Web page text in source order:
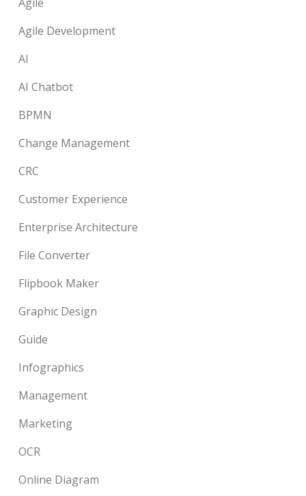
Agile Development
AI
AI Chatbot
BPMN
Change Management
CRC
Customer Experience
Enterprise Architecture
File Converter
Flipbook Maker
Graphic Design
Guide
Infographics
Management
Marketing
OCR
Online Diagram